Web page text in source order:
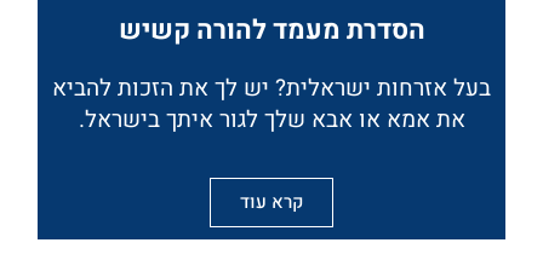
הסדרת מעמד להורה קשיש
בעל אזרחות ישראלית? יש לך את הזכות להביא
את אמא או אבא שלך לגור איתך בישראל.
קרא עוד